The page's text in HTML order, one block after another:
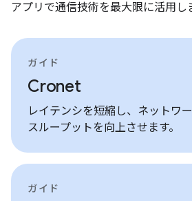
アプリで通信技術を最大限に活用し
ガイド
Cronet
レイテンシを短縮し、ネットワ
スループットを向上させます。
ガイド